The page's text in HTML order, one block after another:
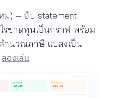
ม่) — อัป statement
รขาดทุนเป็นกราฟ พร้อม
ำนวณภาษี แปลงเป็น
ลองเล่น